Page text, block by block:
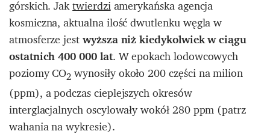
górskich. Jaktwierdziamerykańska agencja
kosmiczna, aktualna ilość dwutlenku węgla w
atmosferze jestwyższa niż kiedykolwiek w ciągu
ostatnich 400 000 lat.W epokach lodowcowych
poziomy CO2wynosiły około 200 części na milion
(ppm), a podczas cieplejszych okresów
interglacjalnych oscylowały wokół 280 ppm (patrz
wahania na wykresie).